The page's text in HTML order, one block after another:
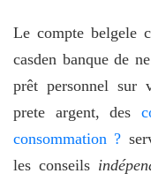
Le compte belgele
casden banque de
prêt personnel sur
prete argent, des
consommation ?
les conseils